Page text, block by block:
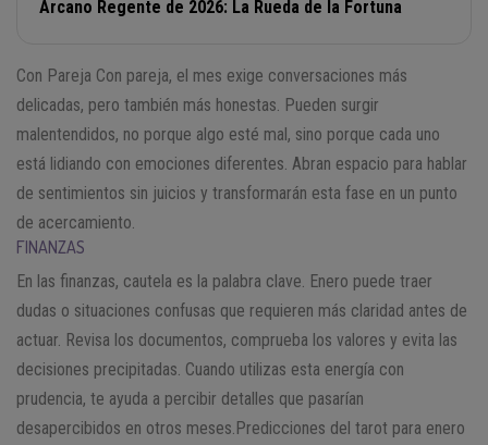
Arcano Regente de 2026: La Rueda de la Fortuna
Con Pareja Con pareja, el mes exige conversaciones más
delicadas, pero también más honestas. Pueden surgir
malentendidos, no porque algo esté mal, sino porque cada uno
está lidiando con emociones diferentes. Abran espacio para hablar
de sentimientos sin juicios y transformarán esta fase en un punto
de acercamiento.
FINANZAS
En las finanzas, cautela es la palabra clave. Enero puede traer
dudas o situaciones confusas que requieren más claridad antes de
actuar. Revisa los documentos, comprueba los valores y evita las
decisiones precipitadas. Cuando utilizas esta energía con
prudencia, te ayuda a percibir detalles que pasarían
desapercibidos en otros meses.Predicciones del tarot para enero